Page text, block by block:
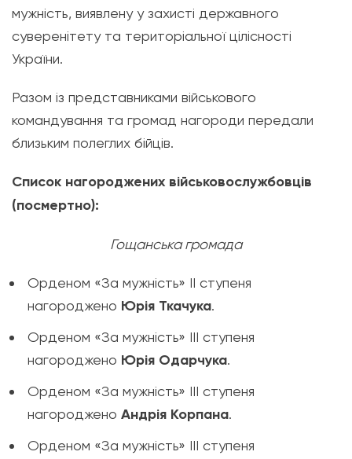
мужність, виявлену у захисті державного
суверенітету та територіальної цілісності
України.
Разом із представниками військового
командування та громад нагороди передали
близьким полеглих бійців.
Список нагороджених військовослужбовців
(посмертно):
Гощанська громада
Орденом «За мужність» ІІ ступеня
нагороджено Юрія Ткачука.
Орденом «За мужність» ІІІ ступеня
нагороджено Юрія Одарчука.
Орденом «За мужність» ІІІ ступеня
нагороджено Андрія Корпана.
Орденом «За мужність» ІІІ ступеня